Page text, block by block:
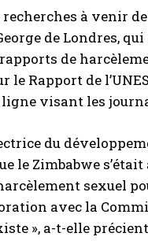
à venir
de Londres,
de
le Rapport de
visant les
du
le Zimbabwe
sexuel
avec la
», a-t-elle